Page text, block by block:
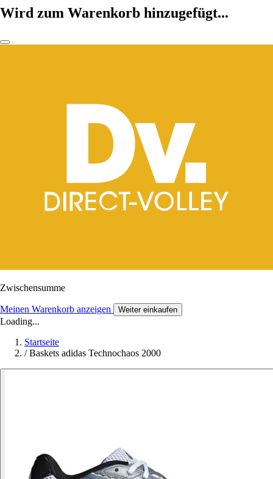
Wird zum Warenkorb hinzugefügt...
Zwischensumme
Meinen Warenkorb anzeigen Weiter einkaufen
Loading...
Startseite
/ Baskets adidas Technochaos 2000